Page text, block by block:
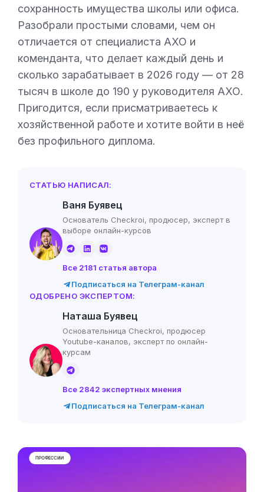
сохранность имущества школы или офиса.
Разобрали простыми словами, чем он
отличается от специалиста АХО и
коменданта, что делает каждый день и
сколько зарабатывает в 2026 году — от 28
тысяч в школе до 190 у руководителя АХО.
Пригодится, если присматриваетесь к
хозяйственной работе и хотите войти в неё
без профильного диплома.
СТАТЬЮ НАПИСАЛ:
Ваня Буявец
Основатель Checkroi, продюсер, эксперт в
выборе онлайн-курсов
Все 2181 статья автора
Подписаться на Телеграм-канал
ОДОБРЕНО ЭКСПЕРТОМ:
Наташа Буявец
Основательница Checkroi, продюсер
Youtube-каналов, эксперт по онлайн-
курсам
Все 2842 экспертных мнения
Подписаться на Телеграм-канал